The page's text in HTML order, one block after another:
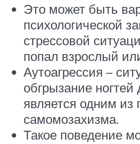
Это может быть
психологической
стрессовой
попал взрослый
Аутоагрессия –
обгрызание ногтей
является одним из
самомозахизма.
Такое поведение